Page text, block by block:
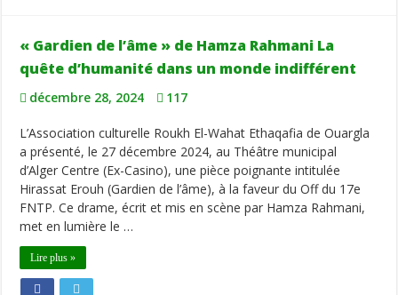
« Gardien de l’âme » de Hamza Rahmani La
quête d’humanité dans un monde indifférent
décembre 28, 2024 117
L’Association culturelle Roukh El-Wahat Ethaqafia de Ouargla
a présenté, le 27 décembre 2024, au Théâtre municipal
d’Alger Centre (Ex-Casino), une pièce poignante intitulée
Hirassat Erouh (Gardien de l’âme), à la faveur du Off du 17e
FNTP. Ce drame, écrit et mis en scène par Hamza Rahmani,
met en lumière le …
Lire plus »